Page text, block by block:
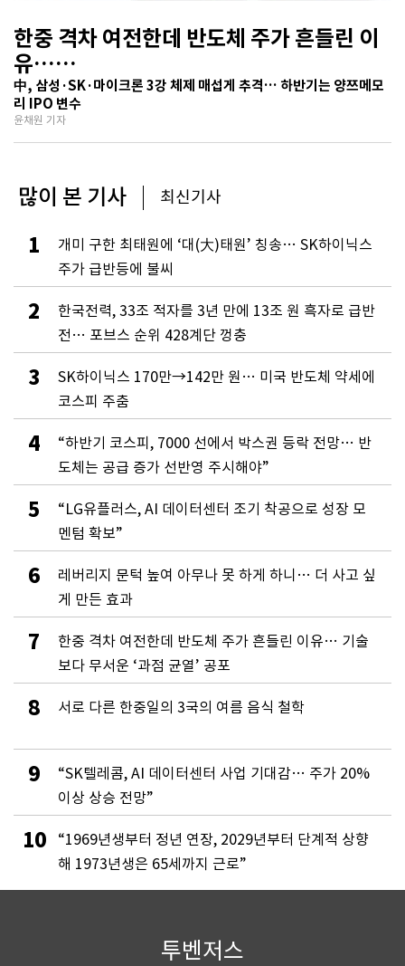
한중 격차 여전한데 반도체 주가 흔들린 이
유…
기술보다 무서운 ‘과점 균열’ 공포
中, 삼성·SK·마이크론 3강 체제 매섭게 추격… 하반기는 양쯔메모
리 IPO 변수
윤채원 기자
많이 본 기사 최신기사
1
개미 구한 최태원에 ‘대(大)태원’ 칭송… SK하이닉스
주가 급반등에 불씨
2
한국전력, 33조 적자를 3년 만에 13조 원 흑자로 급반
전… 포브스 순위 428계단 껑충
3
SK하이닉스 170만→142만 원… 미국 반도체 약세에
코스피 주춤
4
“하반기 코스피, 7000 선에서 박스권 등락 전망… 반
도체는 공급 증가 선반영 주시해야”
5
“LG유플러스, AI 데이터센터 조기 착공으로 성장 모
멘텀 확보”
6
레버리지 문턱 높여 아무나 못 하게 하니… 더 사고 싶
게 만든 효과
7
한중 격차 여전한데 반도체 주가 흔들린 이유… 기술
보다 무서운 ‘과점 균열’ 공포
8 서로 다른 한중일의 3국의 여름 음식 철학
9
“SK텔레콤, AI 데이터센터 사업 기대감… 주가 20%
이상 상승 전망”
10
“1969년생부터 정년 연장, 2029년부터 단계적 상향
해 1973년생은 65세까지 근로”
투벤저스